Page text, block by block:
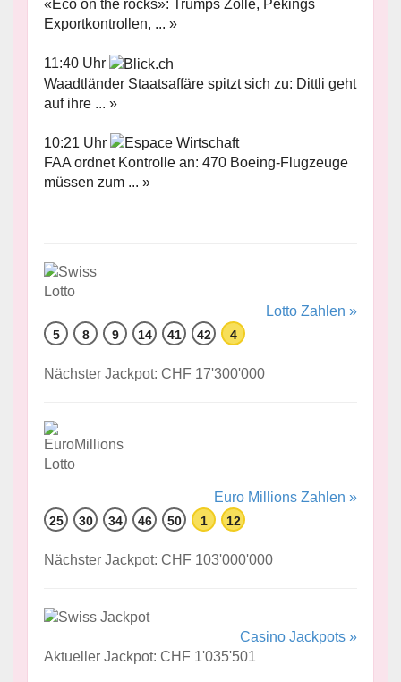
«Eco on the rocks»: Trumps Zölle, Pekings
Exportkontrollen, ... »
11:40 Uhr
Waadtländer Staatsaffäre spitzt sich zu: Dittli geht
auf ihre ... »
10:21 Uhr
FAA ordnet Kontrolle an: 470 Boeing-Flugzeuge
müssen zum ... »
Lotto Zahlen »
5 8 9 14 41 42 4
Nächster Jackpot: CHF 17'300'000
Euro Millions Zahlen »
25 30 34 46 50 1 12
Nächster Jackpot: CHF 103'000'000
Casino Jackpots »
Aktueller Jackpot: CHF 1'035'501